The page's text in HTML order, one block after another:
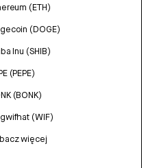
(ETH)
(DOGE)
Inu (SHIB)
(PEPE)
(BONK)
(WIF)
więcej